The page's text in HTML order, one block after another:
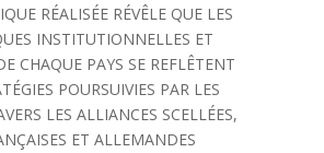
RÉALISÉE RÉVÊLE QUE LES
INSTITUTIONNELLES ET
CHAQUE PAYS SE REFLÊTENT
POURSUIVIES PAR LES
LES ALLIANCES SCELLÉES,
ET ALLEMANDES